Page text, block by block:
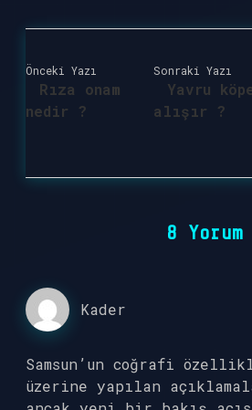
Önceki Yazı
Rıza onam
nedir ?
Sonraki Yazı
Yavru
alışır ?
8 Yorum
Kader
Samsun’un coğrafi
üzerine yapılan